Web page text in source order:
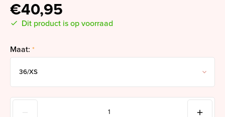
€40,95
Dit product is op voorraad
Maat: *